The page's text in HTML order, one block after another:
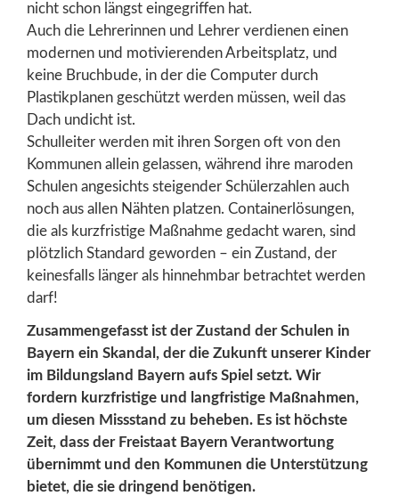
nicht schon längst eingegriffen hat.
Auch die Lehrerinnen und Lehrer verdienen einen
modernen und motivierenden Arbeitsplatz, und
keine Bruchbude, in der die Computer durch
Plastikplanen geschützt werden müssen, weil das
Dach undicht ist.
Schulleiter werden mit ihren Sorgen oft von den
Kommunen allein gelassen, während ihre maroden
Schulen angesichts steigender Schülerzahlen auch
noch aus allen Nähten platzen. Containerlösungen,
die als kurzfristige Maßnahme gedacht waren, sind
plötzlich Standard geworden – ein Zustand, der
keinesfalls länger als hinnehmbar betrachtet werden
darf!
Zusammengefasst ist der Zustand der Schulen in
Bayern ein Skandal, der die Zukunft unserer Kinder
im Bildungsland Bayern aufs Spiel setzt. Wir
fordern kurzfristige und langfristige Maßnahmen,
um diesen Missstand zu beheben. Es ist höchste
Zeit, dass der Freistaat Bayern Verantwortung
übernimmt und den Kommunen die Unterstützung
bietet, die sie dringend benötigen.